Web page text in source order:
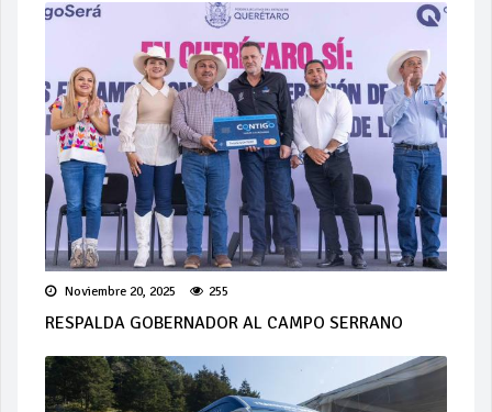
Noviembre 20, 2025 255
RESPALDA GOBERNADOR AL CAMPO SERRANO